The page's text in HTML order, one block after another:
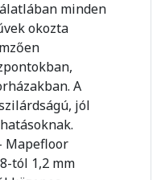
minden
okozta
A
jól
Mapefloor
tól 1,2 mm